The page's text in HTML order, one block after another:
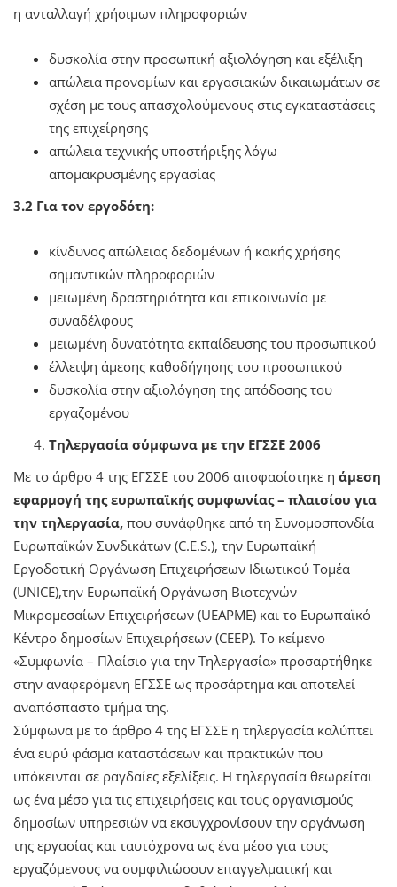
η ανταλλαγή χρήσιμων πληροφοριών
δυσκολία στην προσωπική αξιολόγηση και εξέλιξη
απώλεια προνομίων και εργασιακών δικαιωμάτων σε
σχέση με τους απασχολούμενους στις εγκαταστάσεις
της επιχείρησης
απώλεια τεχνικής υποστήριξης λόγω
απομακρυσμένης εργασίας
3.2 Για τον εργοδότη:
κίνδυνος απώλειας δεδομένων ή κακής χρήσης
σημαντικών πληροφοριών
μειωμένη δραστηριότητα και επικοινωνία με
συναδέλφους
μειωμένη δυνατότητα εκπαίδευσης του προσωπικού
έλλειψη άμεσης καθοδήγησης του προσωπικού
δυσκολία στην αξιολόγηση της απόδοσης του
εργαζομένου
Τηλεργασία σύμφωνα με την ΕΓΣΣΕ 2006
Με το άρθρο 4 της ΕΓΣΣΕ του 2006 αποφασίστηκε η άμεση
εφαρμογή της ευρωπαϊκής συμφωνίας – πλαισίου για
την τηλεργασία, που συνάφθηκε από τη Συνομοσπονδία
Ευρωπαϊκών Συνδικάτων (C.E.S.), την Ευρωπαϊκή
Εργοδοτική Οργάνωση Επιχειρήσεων Ιδιωτικού Τοµέα
(UNICE),την Ευρωπαϊκή Οργάνωση Βιοτεχνών
Μικρομεσαίων Επιχειρήσεων (UEAPME) και το Ευρωπαϊκό
Κέντρο δημοσίων Επιχειρήσεων (CEEP). Το κείμενο
«Συμφωνία – Πλαίσιο για την Τηλεργασία» προσαρτήθηκε
στην αναφερόμενη ΕΓΣΣΕ ως προσάρτημα και αποτελεί
αναπόσπαστο τμήμα της.
Σύμφωνα με το άρθρο 4 της ΕΓΣΣΕ η τηλεργασία καλύπτει
ένα ευρύ φάσμα καταστάσεων και πρακτικών που
υπόκεινται σε ραγδαίες εξελίξεις. Η τηλεργασία θεωρείται
ως ένα μέσο για τις επιχειρήσεις και τους οργανισμούς
δημοσίων υπηρεσιών να εκσυγχρονίσουν την οργάνωση
της εργασίας και ταυτόχρονα ως ένα μέσο για τους
εργαζόμενους να συμφιλιώσουν επαγγελματική και